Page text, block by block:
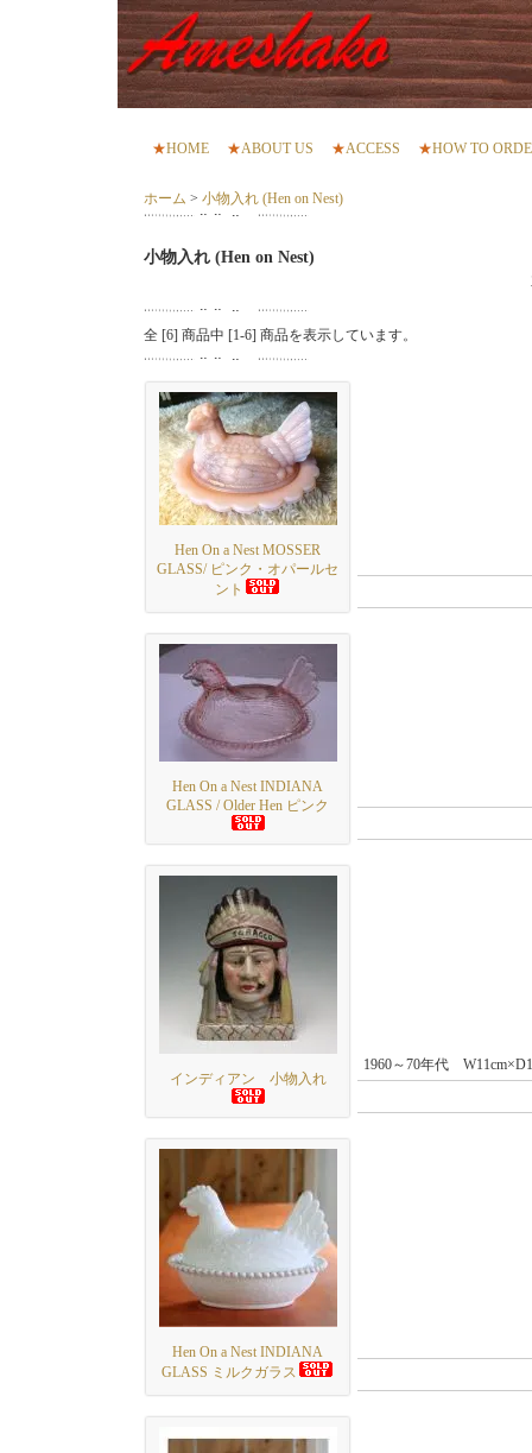
★HOME ★ABOUT US ★ACCESS ★HOW TO
ホーム > 小物入れ (Hen on Nest)
小物入れ (Hen on Nest)
全 [6] 商品中 [1-6] 商品を表示しています。
Hen On a Nest MOSSER
GLASS/ ピンク・オパールセ
ント
Hen On a Nest INDIANA
GLASS / Older Hen ピンク
インディアン 小物入れ
1960～70年代
Hen On a Nest INDIANA
GLASS ミルクガラス